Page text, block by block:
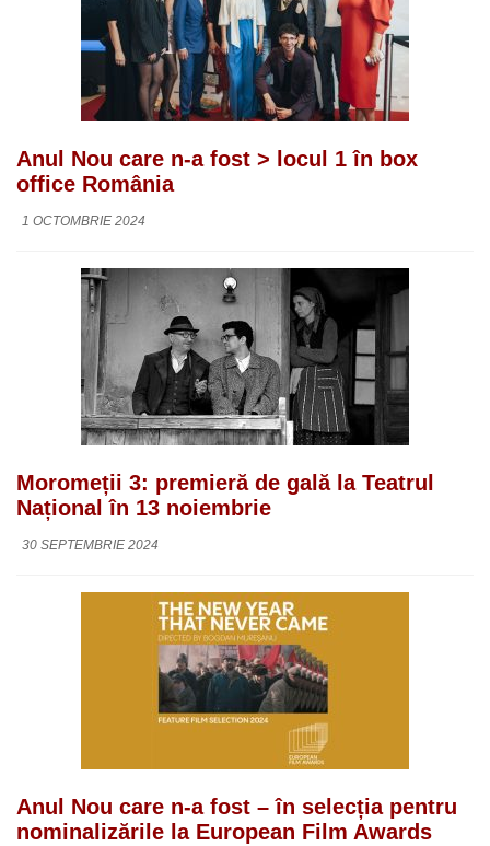
Anul Nou care n-a fost > locul 1 în box
office România
1 OCTOMBRIE 2024
Moromeții 3: premieră de gală la Teatrul
Național în 13 noiembrie
30 SEPTEMBRIE 2024
Anul Nou care n-a fost – în selecția pentru
nominalizările la European Film Awards